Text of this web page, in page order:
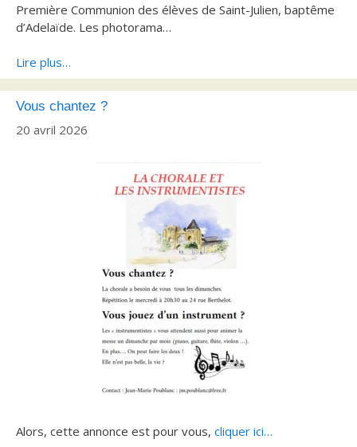
Première Communion des élèves de Saint-Julien, baptême
d’Adelaïde. Les photorama…
Lire plus…
Vous chantez ?
20 avril 2026
Alors, cette annonce est pour vous, cliquer ici…